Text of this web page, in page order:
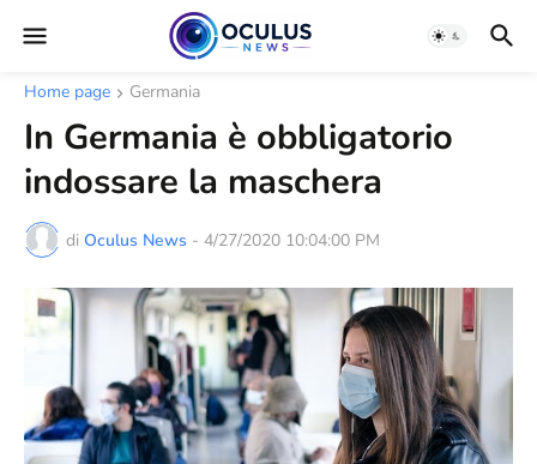
Home page Germania
In Germania è obbligatorio
indossare la maschera
di Oculus News - 4/27/2020 10:04:00 PM